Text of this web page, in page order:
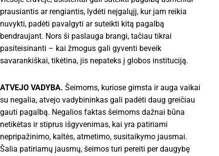
prausiantis ar rengiantis, lydėti neįgalųjį, kur jam reikia
nuvykti, padėti pavalgyti ar suteikti kitą pagalbą
bendraujant. Nors ši paslauga brangi, tačiau tikrai
pasiteisinanti – kai žmogus gali gyventi beveik
savarankiškai, tikėtina, jis nepateks į globos instituciją.
ATVEJO VADYBA. Šeimoms, kuriose gimsta ir auga vaikai
su negalia, atvejo vadybininkas gali padėti daug greičiau
gauti pagalbą. Negalios faktas šeimoms dažnai būna
netikėtas ir stiprus išgyvenimas, kai yra patiriami
nepripažinimo, kaltės, atmetimo, susitaikymo jausmai.
Šalia patiriamų jausmų, šeimos turi pereiti per daugybę